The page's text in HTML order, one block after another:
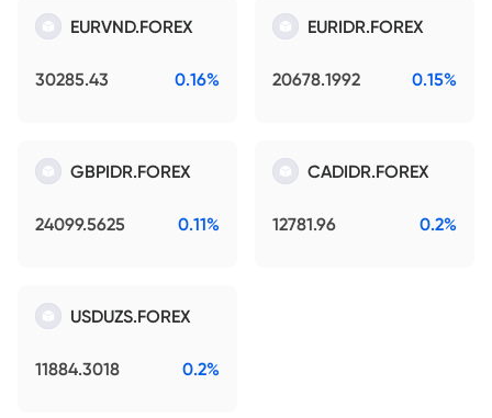
EURVND.FOREX
30285.43 0.16%
EURIDR.FOREX
20678.1992 0.15%
GBPIDR.FOREX
24099.5625 0.11%
CADIDR.FOREX
12781.96 0.2%
USDUZS.FOREX
11884.3018 0.2%